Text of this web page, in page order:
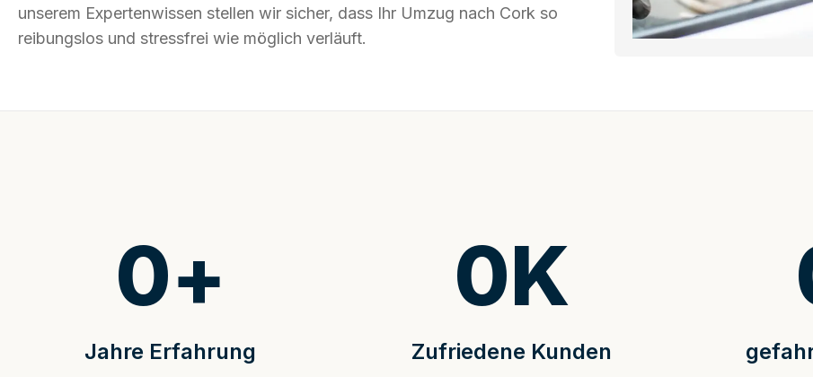
unserem Expertenwissen stellen wir sicher, dass Ihr Umzug nach Cork so
reibungslos und stressfrei wie möglich verläuft.
Jahre Erfahrung
0+
Zufriedene Kunden
0K